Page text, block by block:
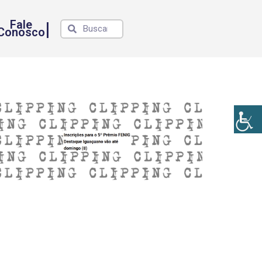
Fale |